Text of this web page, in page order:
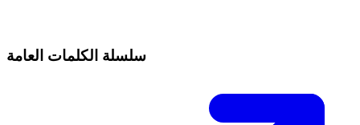
سلسلة الكلمات العامة